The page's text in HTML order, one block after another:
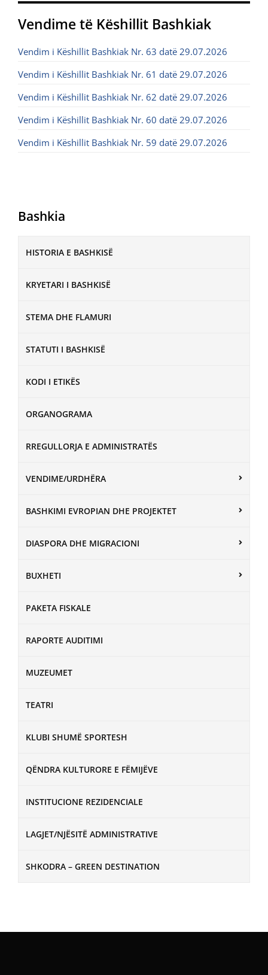
Bashkia
HISTORIA E BASHKISË
KRYETARI I BASHKISË
STEMA DHE FLAMURI
STATUTI I BASHKISË
KODI I ETIKËS
ORGANOGRAMA
RREGULLORJA E ADMINISTRATËS
VENDIME/URDHËRA
BASHKIMI EVROPIAN DHE PROJEKTET
DIASPORA DHE MIGRACIONI
BUXHETI
PAKETA FISKALE
RAPORTE AUDITIMI
MUZEUMET
TEATRI
KLUBI SHUMË SPORTESH
QËNDRA KULTURORE E FËMIJËVE
INSTITUCIONE REZIDENCIALE
LAGJET/NJËSITË ADMINISTRATIVE
SHKODRA – GREEN DESTINATION
Vendime të Këshillit Bashkiak
Vendim i Këshillit Bashkiak Nr. 63 datë 29.07.2026
Vendim i Këshillit Bashkiak Nr. 61 datë 29.07.2026
Vendim i Këshillit Bashkiak Nr. 62 datë 29.07.2026
Vendim i Këshillit Bashkiak Nr. 60 datë 29.07.2026
Vendim i Këshillit Bashkiak Nr. 59 datë 29.07.2026